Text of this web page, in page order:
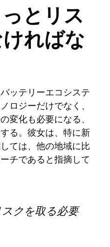
とリス
ればな
ッテリーエコシステ
ロジーだけでなく、
変化も必要になる、
る。彼女は、特に新
ては、他の地域に比
チであると指摘して
スクを取る必要